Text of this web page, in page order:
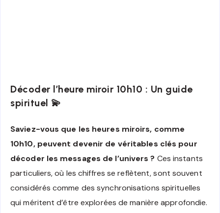
Décoder l’heure miroir 10h10 : Un guide
spirituel 💫
Saviez-vous que les heures miroirs, comme
10h10, peuvent devenir de véritables clés pour
décoder les messages de l’univers ? Ces instants
particuliers, où les chiffres se reflètent, sont souvent
considérés comme des synchronisations spirituelles
qui méritent d’être explorées de manière approfondie.